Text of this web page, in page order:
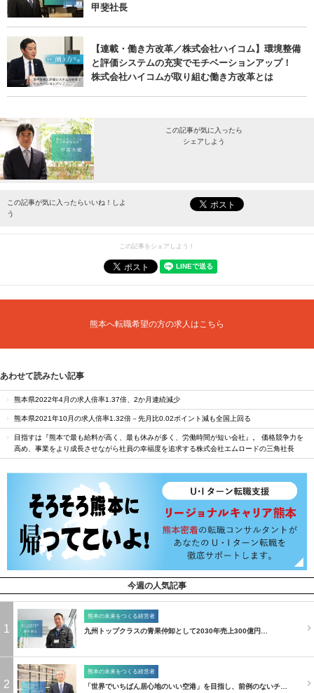
甲斐社長
【連載・働き方改革／株式会社ハイコム】環境整備
と評価システムの充実でモチベーションアップ！
株式会社ハイコムが取り組む働き方改革とは
この記事が気に入ったら
シェアしよう
最新情報をお届けします。
この記事が気に入ったらいいね！しよ
う
この記事をシェアしよう！
熊本へ転職希望の方の求人はこちら
あわせて読みたい記事
熊本県2022年4月の求人倍率1.37倍、2か月連続減少
熊本県2021年10月の求人倍率1.32倍－先月比0.02ポイント減も全国上回る
目指すは『熊本で最も給料が高く、最も休みが多く、労働時間が短い会社』。 価格競争力を
高め、事業をより成長させながら社員の幸福度を追求する株式会社エムロードの三角社長
今週の人気記事
1
熊本の未来をつくる経営者
九州トップクラスの青果仲卸として2030年売上300億円…
2
熊本の未来をつくる経営者
「世界でいちばん居心地のいい空港」を目指し、前例のないチ…